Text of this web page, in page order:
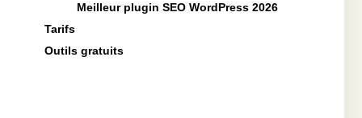
Meilleur plugin SEO WordPress 2026
Tarifs
Outils gratuits